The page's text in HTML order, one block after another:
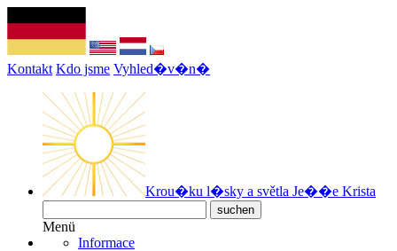
Kontakt Kdo jsme Vyhled�v�n�
Krou�ku l�sky a světla Je��e Krista
Menü
Informace